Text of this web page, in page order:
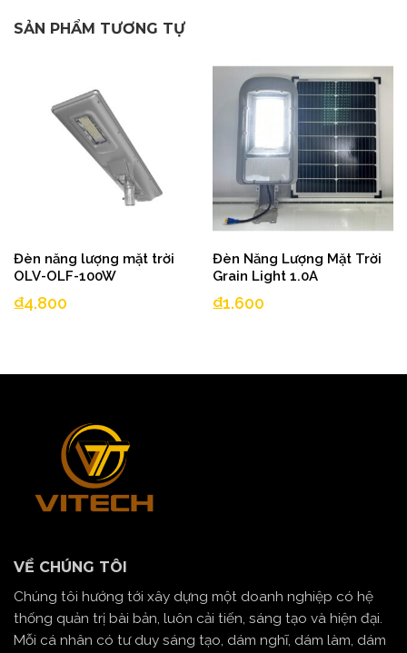
SẢN PHẨM TƯƠNG TỰ
Đèn năng lượng mặt trời
OLV-OLF-100W
₫4.800
Đèn Năng Lượng Mặt Trời
Grain Light 1.0A
₫1.600
VỀ CHÚNG TÔI
Chúng tôi hướng tới xây dựng một doanh nghiệp có hệ
thống quản trị bài bản, luôn cải tiến, sáng tạo và hiện đại.
Mỗi cá nhân có tư duy sáng tạo, dám nghĩ, dám làm, dám